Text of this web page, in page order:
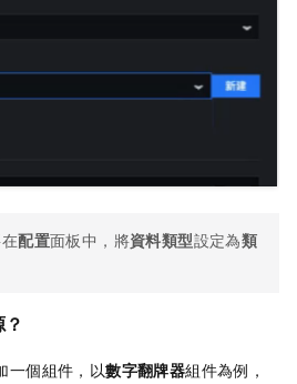
配置面板中，將資料類型設定為類
一個組件，以數字翻牌器組件為例，